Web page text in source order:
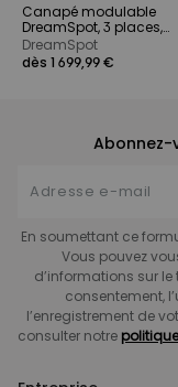
Canapé modulable
DreamSpot, 3 places,
dispositif électrique en
DreamSpot
dès 1 699,99 €
Abonnez-
En soumettant ce
Vous pouvez
d’informations sur
consentement,
l’enregistrement de
consulter notre